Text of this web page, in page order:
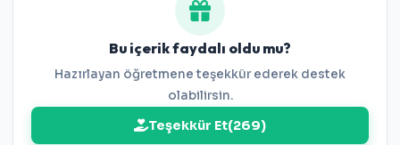
Bu içerik faydalı oldu mu?
Hazırlayan öğretmene teşekkür ederek destek
olabilirsin.
Teşekkür Et(269)